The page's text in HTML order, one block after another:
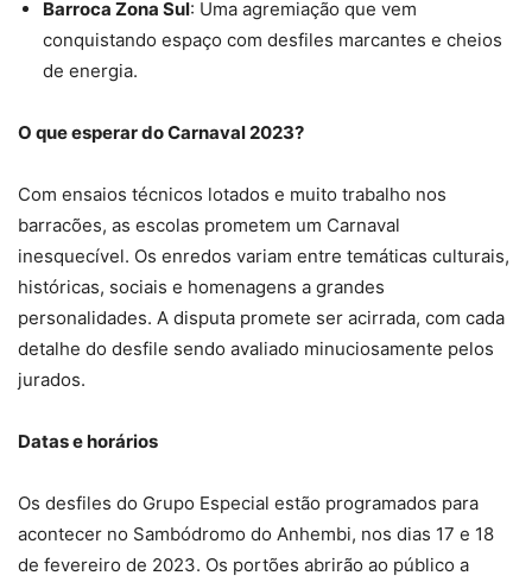
Barroca Zona Sul: Uma agremiação que vem
conquistando espaço com desfiles marcantes e cheios
de energia.
O que esperar do Carnaval 2023?
Com ensaios técnicos lotados e muito trabalho nos
barracões, as escolas prometem um Carnaval
inesquecível. Os enredos variam entre temáticas culturais,
históricas, sociais e homenagens a grandes
personalidades. A disputa promete ser acirrada, com cada
detalhe do desfile sendo avaliado minuciosamente pelos
jurados.
Datas e horários
Os desfiles do Grupo Especial estão programados para
acontecer no Sambódromo do Anhembi, nos dias 17 e 18
de fevereiro de 2023. Os portões abrirão ao público a